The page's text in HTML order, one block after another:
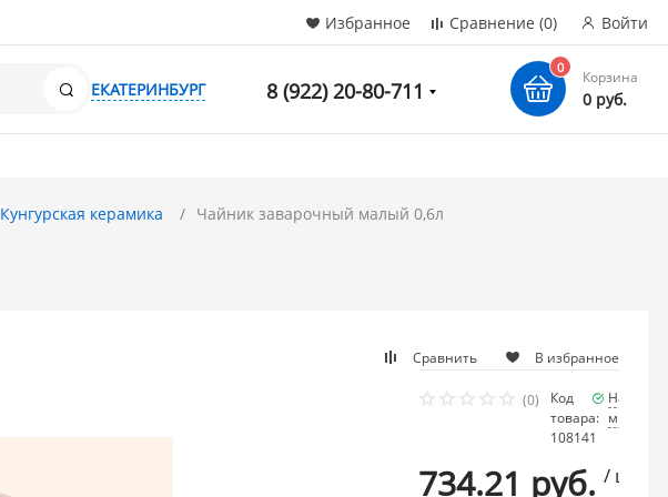
Избранное Сравнение (0) Войти
Поиск
ЕКАТЕРИНБУРГ 8 (922) 20-80-711
0
Корзина
0 руб.
Кунгурская керамика Чайник заварочный малый 0,6л
Сравнить В избранное
(0)
Код
товара:
108141
много
734.21 руб. / шт.